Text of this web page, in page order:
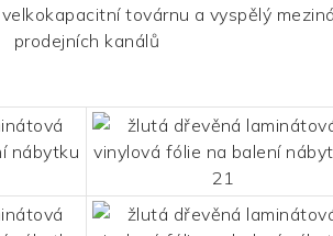
továrnu a vyspělý
prodejních kanálů